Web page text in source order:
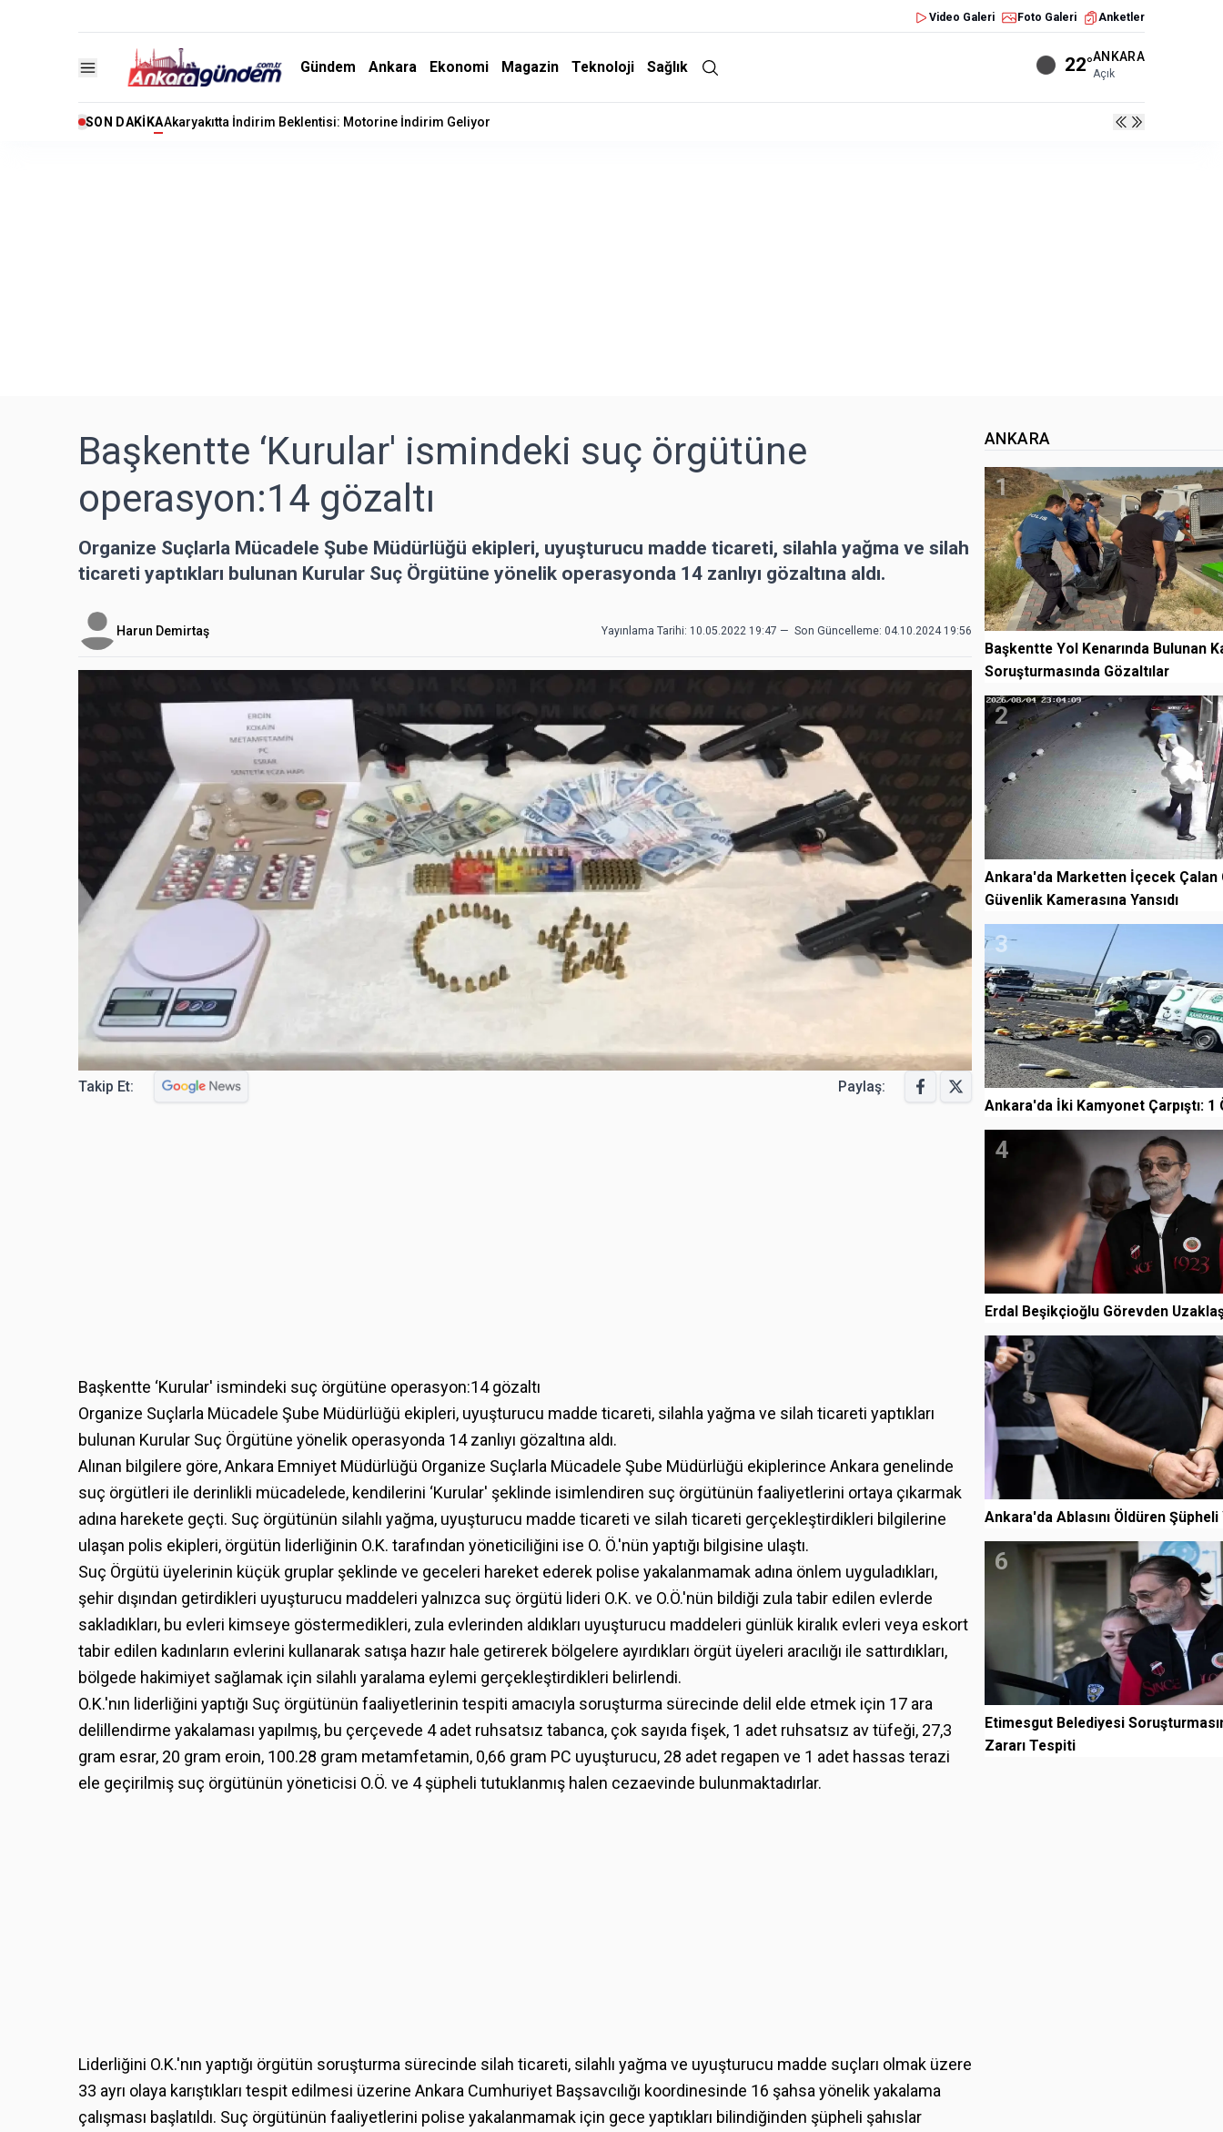
Video Galeri Foto Galeri Anketler
Gündem Ankara Ekonomi Magazin Teknoloji Sağlık 22°ANKARA
Açık
SON DAKIKAAkaryakıtta İndirim Beklentisi: Motorine İndirim Geliyor
Başkentte ‘Kurular' ismindeki suç örgütüne
operasyon:14 gözaltı
Organize Suçlarla Mücadele Şube Müdürlüğü ekipleri, uyuşturucu madde ticareti, silahla yağma ve silah
ticareti yaptıkları bulunan Kurular Suç Örgütüne yönelik operasyonda 14 zanlıyı gözaltına aldı.
Harun Demirtaş Yayınlama Tarihi: 10.05.2022 19:47 — Son Güncelleme: 04.10.2024 19:56
Takip Et: Paylaş:
Başkentte ‘Kurular' ismindeki suç örgütüne operasyon:14 gözaltı
Organize Suçlarla Mücadele Şube Müdürlüğü ekipleri, uyuşturucu madde ticareti, silahla yağma ve silah ticareti yaptıkları
bulunan Kurular Suç Örgütüne yönelik operasyonda 14 zanlıyı gözaltına aldı.
Alınan bilgilere göre, Ankara Emniyet Müdürlüğü Organize Suçlarla Mücadele Şube Müdürlüğü ekiplerince Ankara genelinde
suç örgütleri ile derinlikli mücadelede, kendilerini ‘Kurular' şeklinde isimlendiren suç örgütünün faaliyetlerini ortaya çıkarmak
adına harekete geçti. Suç örgütünün silahlı yağma, uyuşturucu madde ticareti ve silah ticareti gerçekleştirdikleri bilgilerine
ulaşan polis ekipleri, örgütün liderliğinin O.K. tarafından yöneticiliğini ise O. Ö.'nün yaptığı bilgisine ulaştı.
Suç Örgütü üyelerinin küçük gruplar şeklinde ve geceleri hareket ederek polise yakalanmamak adına önlem uyguladıkları,
şehir dışından getirdikleri uyuşturucu maddeleri yalnızca suç örgütü lideri O.K. ve O.Ö.'nün bildiği zula tabir edilen evlerde
sakladıkları, bu evleri kimseye göstermedikleri, zula evlerinden aldıkları uyuşturucu maddeleri günlük kiralık evleri veya eskort
tabir edilen kadınların evlerini kullanarak satışa hazır hale getirerek bölgelere ayırdıkları örgüt üyeleri aracılığı ile sattırdıkları,
bölgede hakimiyet sağlamak için silahlı yaralama eylemi gerçekleştirdikleri belirlendi.
O.K.'nın liderliğini yaptığı Suç örgütünün faaliyetlerinin tespiti amacıyla soruşturma sürecinde delil elde etmek için 17 ara
delillendirme yakalaması yapılmış, bu çerçevede 4 adet ruhsatsız tabanca, çok sayıda fişek, 1 adet ruhsatsız av tüfeği, 27,3
gram esrar, 20 gram eroin, 100.28 gram metamfetamin, 0,66 gram PC uyuşturucu, 28 adet regapen ve 1 adet hassas terazi
ele geçirilmiş suç örgütünün yöneticisi O.Ö. ve 4 şüpheli tutuklanmış halen cezaevinde bulunmaktadırlar.
Liderliğini O.K.'nın yaptığı örgütün soruşturma sürecinde silah ticareti, silahlı yağma ve uyuşturucu madde suçları olmak üzere
33 ayrı olaya karıştıkları tespit edilmesi üzerine Ankara Cumhuriyet Başsavcılığı koordinesinde 16 şahsa yönelik yakalama
çalışması başlatıldı. Suç örgütünün faaliyetlerini polise yakalanmamak için gece yaptıkları bilindiğinden şüpheli şahıslar
ANKARA
1
Başkentte Yol Kenarında Bulunan
Soruşturmasında Gözaltılar
2
Ankara'da Marketten İçecek Çalan
Güvenlik Kamerasına Yansıdı
3
Ankara'da İki Kamyonet Çarpıştı: 1
4
Erdal Beşikçioğlu Görevden
5
Ankara'da Ablasını Öldüren Şüpheli
6
Etimesgut Belediyesi
Zararı Tespiti